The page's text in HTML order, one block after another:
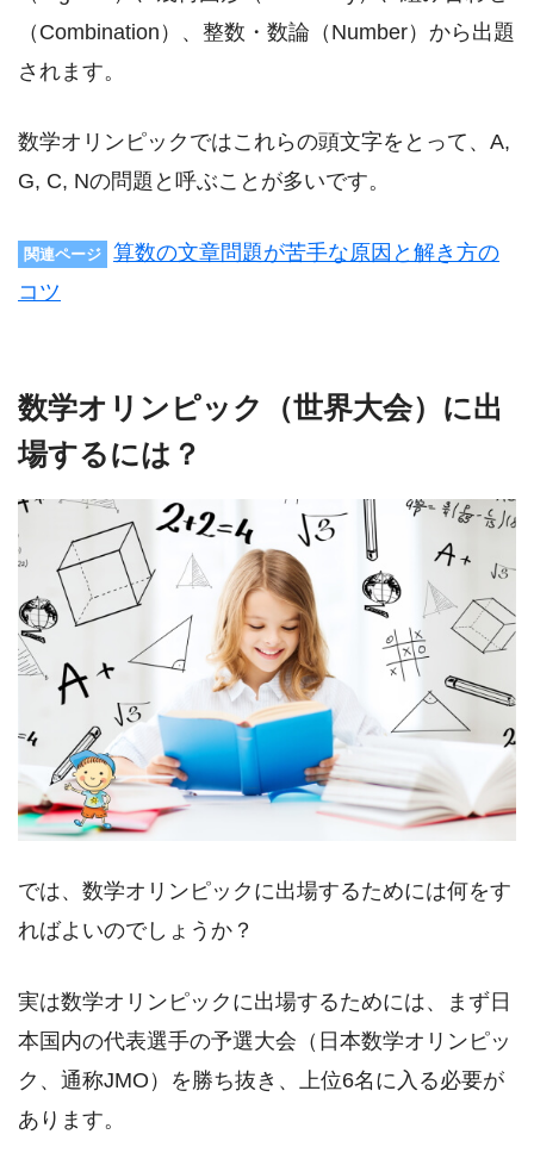
（Combination）、整数・数論（Number）から出題
されます。
数学オリンピックではこれらの頭文字をとって、A,
G, C, Nの問題と呼ぶことが多いです。
関連ページ
算数の文章問題が苦手な原因と解き方の
コツ
数学オリンピック（世界大会）に出
場するには？
では、数学オリンピックに出場するためには何をす
ればよいのでしょうか？
実は数学オリンピックに出場するためには、まず日
本国内の代表選手の予選大会（日本数学オリンピッ
ク、通称JMO）を勝ち抜き、上位6名に入る必要が
あります。